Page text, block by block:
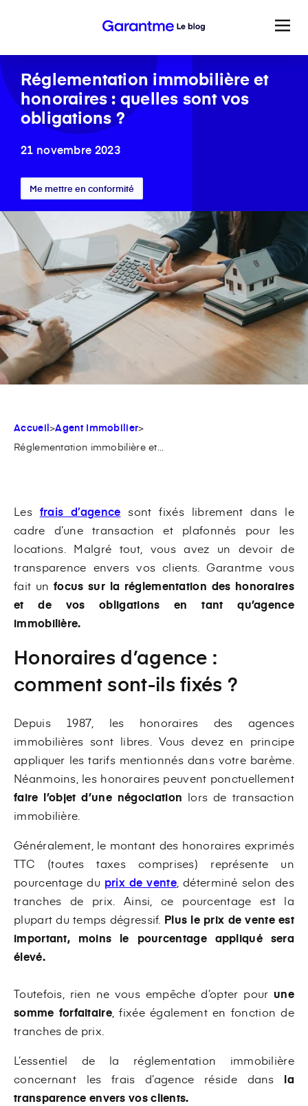
Réglementation immobilière et
honoraires : quelles sont vos
obligations ?
21 novembre 2023
Me mettre en conformité
Accueil>Agent Immobilier>
Réglementation immobilière et...
Les frais d’agence sont fixés librement dans le
cadre d’une transaction et plafonnés pour les
locations. Malgré tout, vous avez un devoir de
transparence envers vos clients. Garantme vous
fait un focus sur la réglementation des honoraires
et de vos obligations en tant qu’agence
immobilière.
Honoraires d’agence :
comment sont-ils fixés ?
Depuis 1987, les honoraires des agences
immobilières sont libres. Vous devez en principe
appliquer les tarifs mentionnés dans votre barème.
Néanmoins, les honoraires peuvent ponctuellement
faire l’objet d’une négociation lors de transaction
immobilière.
Généralement, le montant des honoraires exprimés
TTC (toutes taxes comprises) représente un
pourcentage du prix de vente, déterminé selon des
tranches de prix. Ainsi, ce pourcentage est la
plupart du temps dégressif. Plus le prix de vente est
important, moins le pourcentage appliqué sera
élevé.
Toutefois, rien ne vous empêche d’opter pour une
somme forfaitaire, fixée également en fonction de
tranches de prix.
L’essentiel de la réglementation immobilière
concernant les frais d’agence réside dans la
transparence envers vos clients.